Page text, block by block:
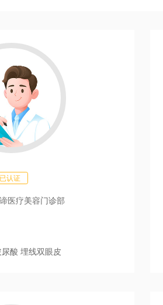
认证
医疗美容门诊部
酸 埋线双眼皮